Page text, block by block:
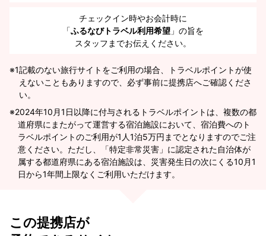
チェックイン時やお会計時に
「ふるなびトラベル利用希望 」の旨を
スタッフまでお伝えください。
※1記載のない旅行サイトをご利用の場合、トラベルポイントが使
えないこともありますので、必ず事前に提携店へご確認くださ
い。
2024年10月1日以降に付与されるトラベルポイントは、複数の都
道府県にまたがって運営する宿泊施設において、宿泊費へのト
ラベルポイントのご利用が1人1泊5万円までとなりますのでご注
意ください。ただし、「特定非常災害」に認定された自治体が
属する都道府県にある宿泊施設は、災害発生日の次にくる10月1
日から1年間上限なくご利用いただけます。
この提携店が